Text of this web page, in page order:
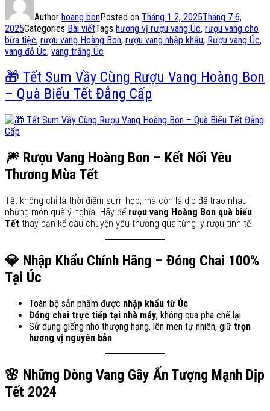
Author hoang bonPosted on Tháng 1 2, 2025Tháng 7 6,
2025Categories Bài viếtTags hương vị rượu vang Úc, rượu vang cho
bữa tiệc, rượu vang Hoàng Bon, rượu vang nhập khẩu, Rượu vang Úc,
vang đỏ Úc, vang trắng Úc
🎁 Tết Sum Vầy Cùng Rượu Vang Hoàng Bon
– Quà Biếu Tết Đẳng Cấp
🎆 Rượu Vang Hoàng Bon – Kết Nối Yêu
Thương Mùa Tết
Tết không chỉ là thời điểm sum họp, mà còn là dịp để trao nhau
những món quà ý nghĩa. Hãy để rượu vang Hoàng Bon quà biếu
Tết thay bạn kể câu chuyện yêu thương qua từng ly rượu tinh tế.
💎 Nhập Khẩu Chính Hãng – Đóng Chai 100%
Tại Úc
Toàn bộ sản phẩm được nhập khẩu từ Úc
Đóng chai trực tiếp tại nhà máy, không qua pha chế lại
Sử dụng giống nho thượng hạng, lên men tự nhiên, giữ trọn
hương vị nguyên bản
🌸 Những Dòng Vang Gây Ấn Tượng Mạnh Dịp
Tết 2024